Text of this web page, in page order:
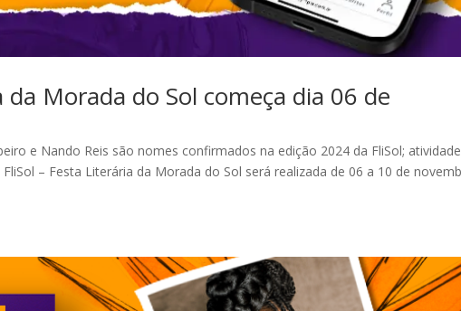
da Morada do Sol começa dia 06 de
e Nando Reis são nomes confirmados na edição 2024 da FliSol;
– Festa Literária da Morada do Sol será realizada de 06 a 10 de